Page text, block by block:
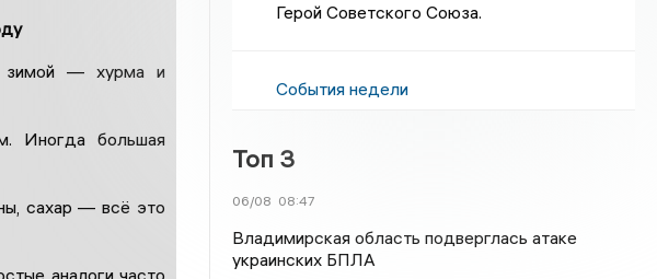
зимой — хурма и
Иногда большая
сахар — всё это
аналоги часто
Герой Советского Союза.
События недели
Топ 3
06/08 08:47
Владимирская область подверглась атаке
украинских БПЛА